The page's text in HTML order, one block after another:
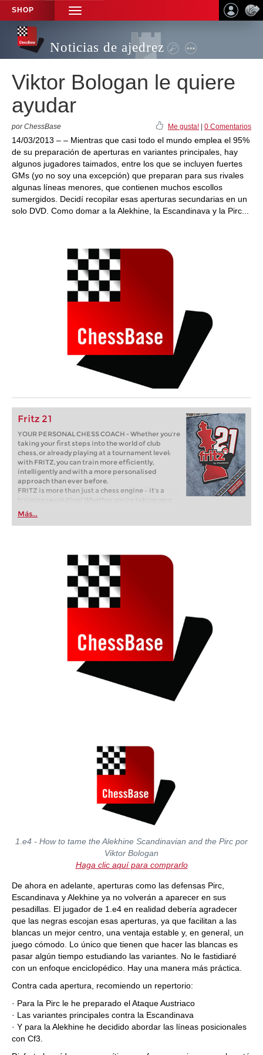
SHOP
TOGGLE
NAVIGATION
Noticias de ajedrez
Viktor Bologan le quiere
ayudar
por ChessBase Me gusta! 0 Comentarios
14/03/2013 – – Mientras que casi todo el mundo emplea el 95%
de su preparación de aperturas en variantes principales, hay
algunos jugadores taimados, entre los que se incluyen fuertes
GMs (yo no soy una excepción) que preparan para sus rivales
algunas líneas menores, que contienen muchos escollos
sumergidos. Decidí recopilar esas aperturas secundarias en un
solo DVD. Como domar a la Alekhine, la Escandinava y la Pirc...
Fritz 21
YOUR PERSONAL CHESS COACH - Whether you’re
taking your first steps into the world of club
chess, or already playing at a tournament level:
with FRITZ, you can train more efficiently,
intelligently and with a more personalised
approach than ever before.
FRITZ is more than just a chess engine – it’s a
training revolution! Whether you’re taking your
first steps into the world of club chess, or already
playing at a tournament level: with FRITZ, you can
train more efficiently, intelligently and with a
Más...
1.e4 - How to tame the Alekhine Scandinavian and the Pirc por
Viktor Bologan
Haga clic aquí para comprarlo
De ahora en adelante, aperturas como las defensas Pirc,
Escandinava y Alekhine ya no volverán a aparecer en sus
pesadillas. El jugador de 1.e4 en realidad debería agradecer
que las negras escojan esas aperturas, ya que facilitan a las
blancas un mejor centro, una ventaja estable y, en general, un
juego cómodo. Lo único que tienen que hacer las blancas es
pasar algún tiempo estudiando las variantes. No le fastidiaré
con un enfoque enciclopédico. Hay una manera más práctica.
Contra cada apertura, recomiendo un repertorio:
· Para la Pirc le he preparado el Ataque Austriaco
· Las variantes principales contra la Escandinava
· Y para la Alekhine he decidido abordar las líneas posicionales
con Cf3.